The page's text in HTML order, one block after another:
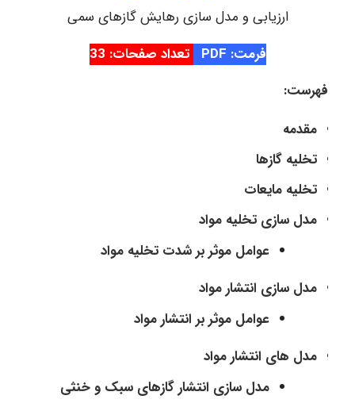
ارزیابی و مدل سازی رهایش گازهای سمی
فرمت: PDF
تعداد صفحات: 33
فهرست:
مقدمه
تخلیه گازها
تخلیه مایعات
مدل سازی تخلیه مواد
عوامل موثر بر شدت تخلیه مواد
مدل سازی انتشار مواد
عوامل موثر بر انتشار مواد
مدل های انتشار مواد
مدل سازی انتشار گازهای سبک و خنثی